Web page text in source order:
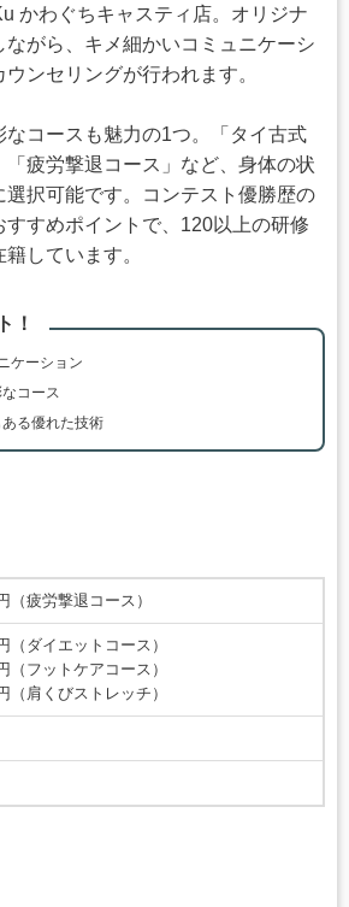
かわぐちキャスティ店。オリジナ
ながら、キメ細かいコミュニケーシ
ンセリングが行われます。
なコースも魅力の1つ。「タイ古式
「疲労撃退コース」など、身体の状
選択可能です。コンテスト優勝歴の
すすめポイントで、120以上の研修
しています。
！
ケーション
コース
る優れた技術
（疲労撃退コース）
（ダイエットコース）
（フットケアコース）
（肩くびストレッチ）